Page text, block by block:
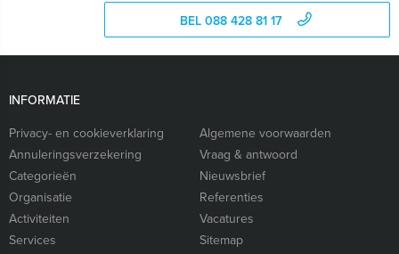
BEL 088 428 81 17
INFORMATIE
Privacy- en cookieverklaring
Algemene voorwaarden
Annuleringsverzekering
Vraag & antwoord
Categorieën
Nieuwsbrief
Organisatie
Referenties
Activiteiten
Vacatures
Services
Sitemap